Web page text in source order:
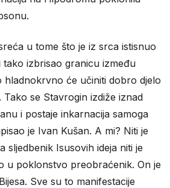
u tome što je iz srca istisnuo
tako izbrisao granicu između
hladnokrvno će učiniti dobro djelo
se Stavrogin izdiže iznad
i postaje inkarnacija samoga
je Ivan Kušan. A mi? Niti je
sljedbenik Isusovih ideja niti je
u poklonstvo preobraćenik. On je
Sve su to manifestacije